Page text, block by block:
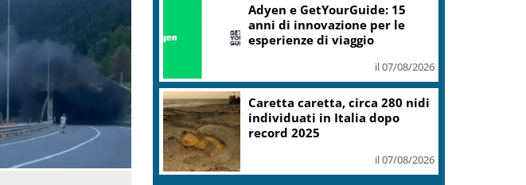
Adyen e GetYourGuide: 15
anni di innovazione per le
esperienze di viaggio
il 07/08/2026
Caretta caretta, circa 280 nidi
individuati in Italia dopo
record 2025
il 07/08/2026